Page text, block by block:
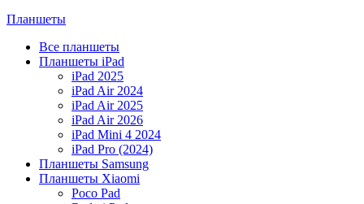
Планшеты
Все планшеты
Планшеты iPad
iPad 2025
iPad Air 2024
iPad Air 2025
iPad Air 2026
iPad Mini 4 2024
iPad Pro (2024)
Планшеты Samsung
Планшеты Xiaomi
Poco Pad